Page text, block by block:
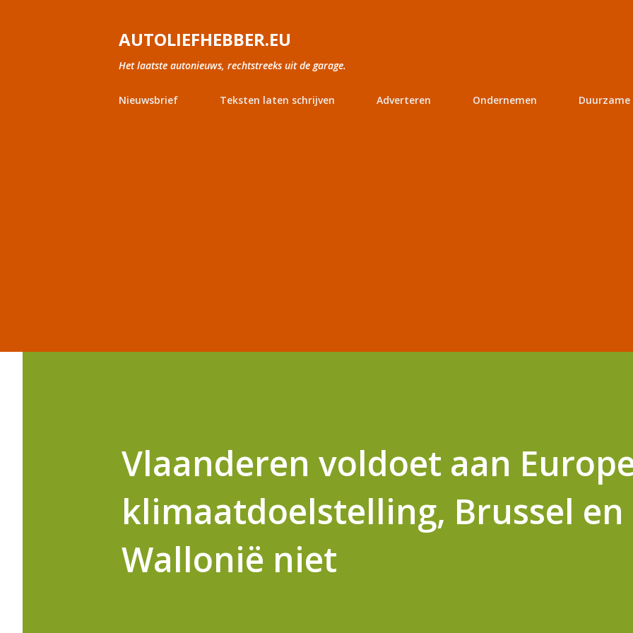
AUTOLIEFHEBBER.EU
Het laatste autonieuws, rechtstreeks uit de garage.
Nieuwsbrief Teksten laten schrijven Adverteren Ondernemen Duurzame
Vlaanderen voldoet aan
klimaatdoelstelling, Brussel en
Wallonië niet